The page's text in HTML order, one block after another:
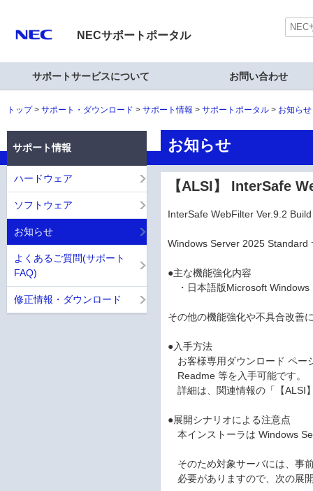
NECサポートポータル
サポートサービスについて お問い合わせ
トップ サポート・ダウンロード サポート情報 サポートポータル お知ら
お知らせ
【ALSI】 InterSafe
InterSafe WebFilter Ver.9.2
Windows Server 2025 Standard
●主な機能強化内容
・日本語版Microsoft Windows
その他の機能強化や不具合改善
●入手方法
お客様専用ダウンロード ペー
Readme 等を入手可能です。
詳細は、関連情報の「【ALSI
●展開シナリオによる注意点
本インストーラは Windows
そのため対象サーバには、事
必要がありますので、次の展
サポート情報
ハードウェア
ソフトウェア
お知らせ
よくあるご質問(サポート
FAQ)
修正情報・ダウンロード